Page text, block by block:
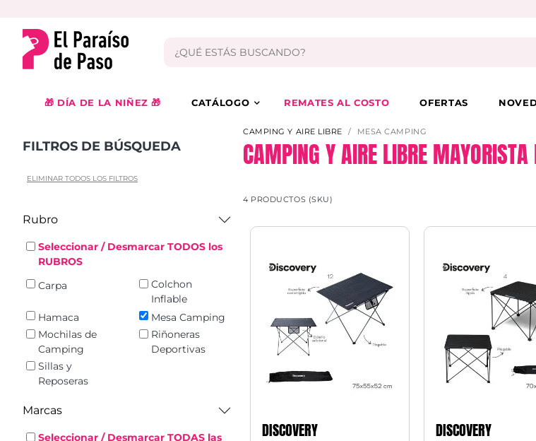
🎁 DÍA DE LA NIÑEZ 🎁 CATÁLOGO REMATES AL COSTO OFERTAS
FILTROS DE BÚSQUEDA
ELIMINAR TODOS LOS FILTROS
Rubro
Seleccionar / Desmarcar TODOS los
RUBROS
Carpa
Colchon
Inflable
Hamaca
Mesa Camping
Mochilas de
Camping
Riñoneras
Deportivas
Sillas y
Reposeras
Marcas
Seleccionar / Desmarcar TODAS las
CAMPING Y AIRE LIBRE MESA CAMPING
CAMPING Y AIRE LIBRE
4 PRODUCTOS (SKU)
DISCOVERY DISCOVERY